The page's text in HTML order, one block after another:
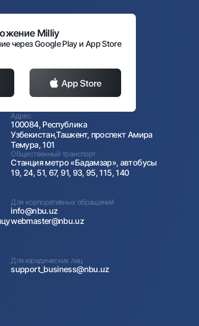
Milliy
через Google Play и App Store
Адрес
100084, Республика
Узбекистан,Ташкент, проспект Амира
Темура, 101
Общественный транспорт
Станция метро «Бадамзар», автобусы
19, 24, 51, 67, 91, 93, 95, 115, 140
Для корпоративных обращений
info@nbu.uz
webmaster@nbu.uz
Для юридических лиц
support_business@nbu.uz